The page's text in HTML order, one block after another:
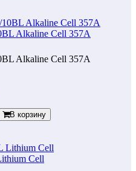
Alkaline Cell 357A
Alkaline Cell 357A
В корзину
Cell